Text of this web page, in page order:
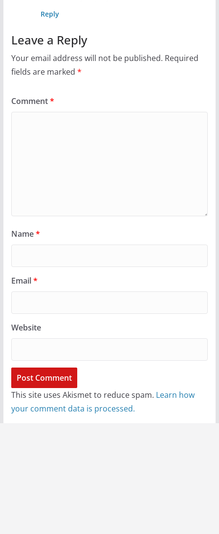
Reply
Leave a Reply
Your email address will not be published. Required
fields are marked *
Comment*
Name*
Email*
Website
This site uses Akismet to reduce spam. Learn how
your comment data is processed.